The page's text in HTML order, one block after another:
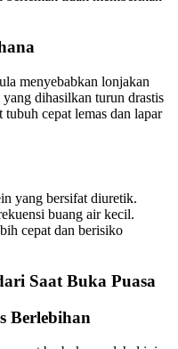
menyebabkan lonjakan
dihasilkan turun drastis
cepat lemas dan lapar
yang bersifat diuretik.
buang air kecil.
cepat dan berisiko
Saat Buka Puasa
Berlebihan